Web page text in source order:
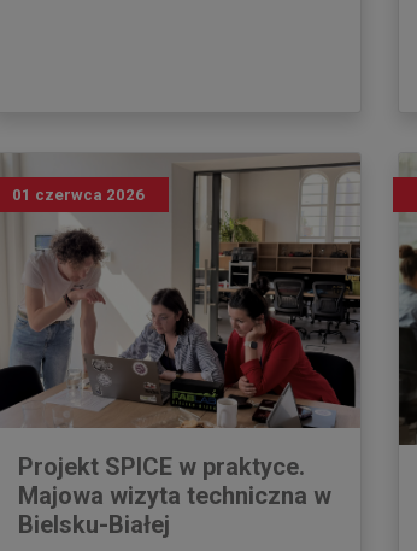
01 czerwca 2026
Projekt SPICE w praktyce.
Majowa wizyta techniczna w
Bielsku-Białej